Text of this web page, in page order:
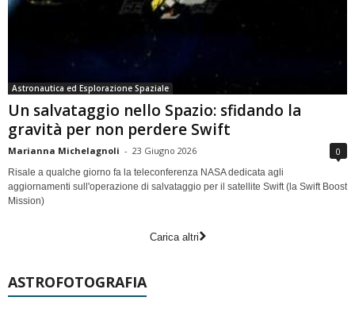
Astronautica ed Esplorazione Spaziale
Un salvataggio nello Spazio: sfidando la
gravità per non perdere Swift
Marianna Michelagnoli - 23 Giugno 2026 0
Risale a qualche giorno fa la teleconferenza NASA dedicata agli
aggiornamenti sull'operazione di salvataggio per il satellite Swift (la Swift Boost
Mission)
Carica altri
ASTROFOTOGRAFIA